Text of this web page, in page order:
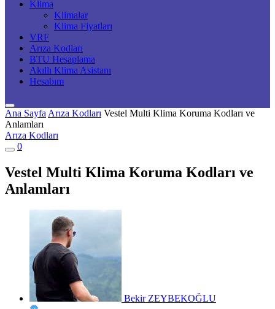
Klima
Klimalar
Klima Fiyatları
VRF
Arıza Kodları
BTU Hesaplama
Akıllı Klima Asistanı
Hesabım
Ana Sayfa Arıza Kodları Vestel Multi Klima Koruma Kodları ve
Anlamları
Arıza Kodları
0
Vestel Multi Klima Koruma Kodları ve
Anlamları
Bekir ZEYBEKOĞLU